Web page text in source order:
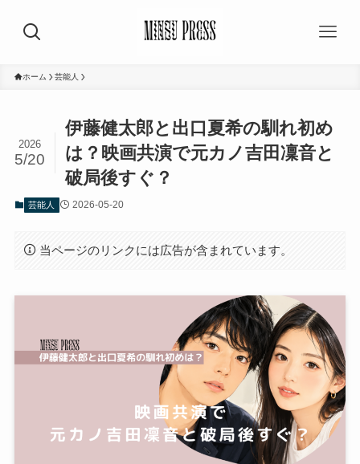
ホーム 芸能人
伊藤健太郎と出口夏希の馴れ初め
は？映画共演で元カノ吉田凜音と
破局後すぐ？
2026
5/20
芸能人 2026-05-20
当ページのリンクには広告が含まれています。